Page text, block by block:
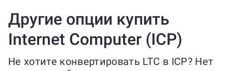
Другие опции купить
Internet Computer (ICP)
Не хотите конвертировать LTC в ICP? Нет